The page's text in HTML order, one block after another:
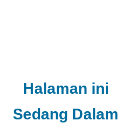
Halaman ini
Sedang Dalam